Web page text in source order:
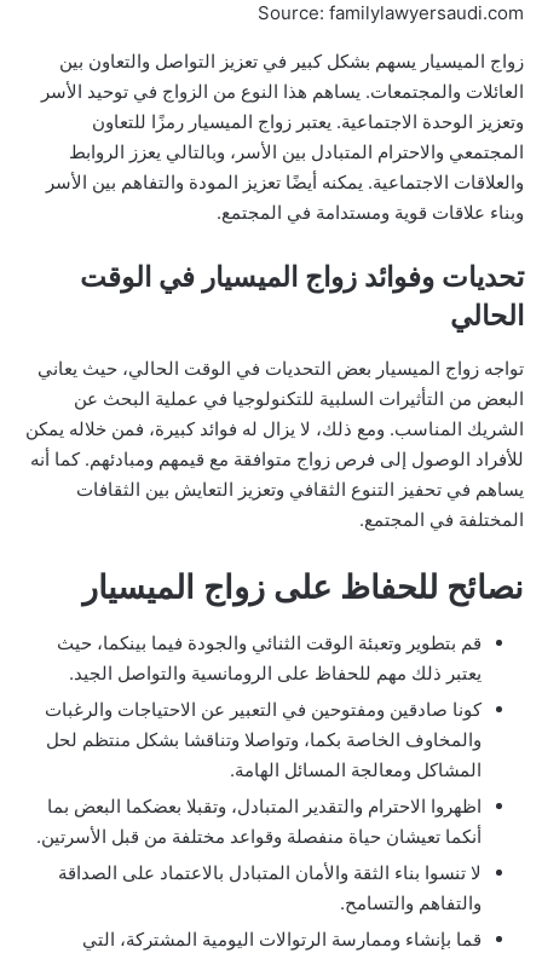
Source: familylawyersaudi.com
زواج الميسيار يسهم بشكل كبير في تعزيز التواصل والتعاون بين
العائلات والمجتمعات. يساهم هذا النوع من الزواج في توحيد الأسر
وتعزيز الوحدة الاجتماعية. يعتبر زواج الميسيار رمزًا للتعاون
المجتمعي والاحترام المتبادل بين الأسر، وبالتالي يعزز الروابط
والعلاقات الاجتماعية. يمكنه أيضًا تعزيز المودة والتفاهم بين الأسر
وبناء علاقات قوية ومستدامة في المجتمع.
تحديات وفوائد زواج الميسيار في الوقت
الحالي
تواجه زواج الميسيار بعض التحديات في الوقت الحالي، حيث يعاني
البعض من التأثيرات السلبية للتكنولوجيا في عملية البحث عن
الشريك المناسب. ومع ذلك، لا يزال له فوائد كبيرة، فمن خلاله يمكن
للأفراد الوصول إلى فرص زواج متوافقة مع قيمهم ومبادئهم. كما أنه
يساهم في تحفيز التنوع الثقافي وتعزيز التعايش بين الثقافات
المختلفة في المجتمع.
نصائح للحفاظ على زواج الميسيار
قم بتطوير وتعبئة الوقت الثنائي والجودة فيما بينكما، حيث
يعتبر ذلك مهم للحفاظ على الرومانسية والتواصل الجيد.
كونا صادقين ومفتوحين في التعبير عن الاحتياجات والرغبات
والمخاوف الخاصة بكما، وتواصلا وتناقشا بشكل منتظم لحل
المشاكل ومعالجة المسائل الهامة.
اظهروا الاحترام والتقدير المتبادل، وتقبلا بعضكما البعض بما
أنكما تعيشان حياة منفصلة وقواعد مختلفة من قبل الأسرتين.
لا تنسوا بناء الثقة والأمان المتبادل بالاعتماد على الصداقة
والتفاهم والتسامح.
قما بإنشاء وممارسة الرتوالات اليومية المشتركة، التي